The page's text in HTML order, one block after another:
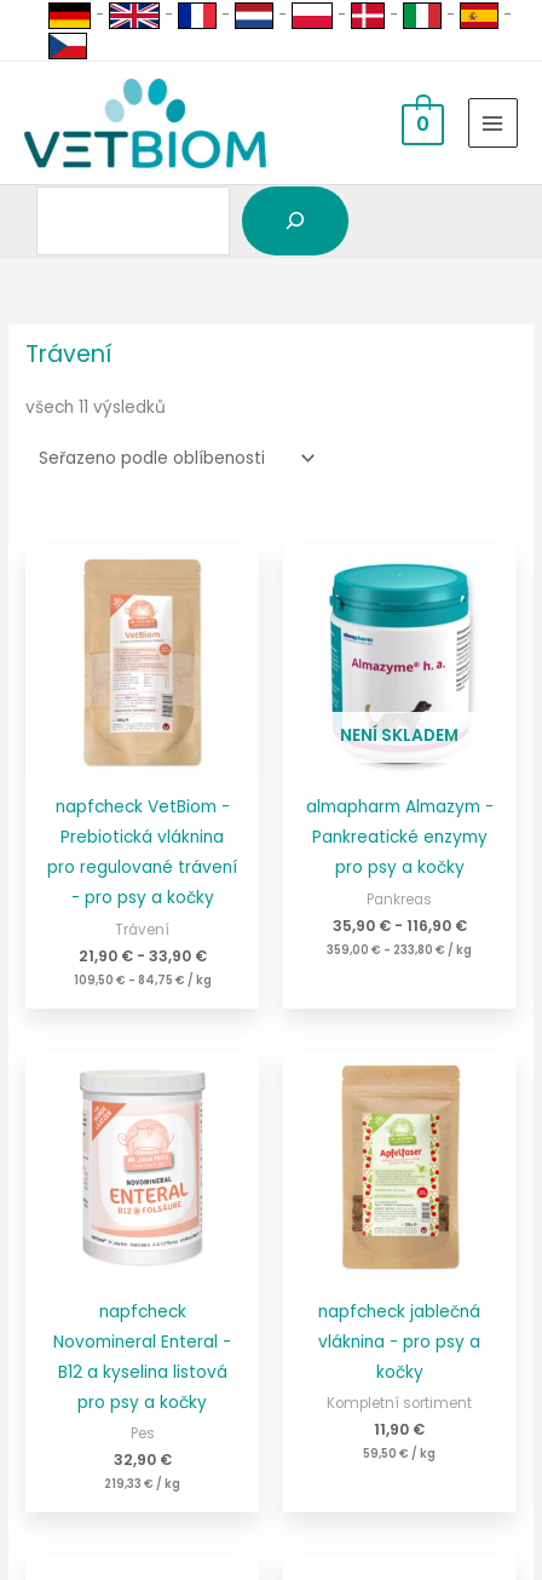
Přeskočit
- - - - - - - -
0
Vyhledávání
Trávení
všech 11 výsledků
napfcheck VetBiom -
Prebiotická vláknina
pro regulované trávení
- pro psy a kočky
Trávení
21,90 €- 33,90 €
109,50 € - 84,75 € / kg
NENÍ SKLADEM
almapharm Almazym -
Pankreatické enzymy
pro psy a kočky
Pankreas
35,90 €- 116,90 €
359,00€ - 233,80€ / kg
napfcheck
Novomineral Enteral -
B12 a kyselina listová
pro psy a kočky
Pes
32,90 €
219,33€ / kg
napfcheck jablečná
vláknina - pro psy a
kočky
Kompletní sortiment
11,90 €
59,50€ / kg